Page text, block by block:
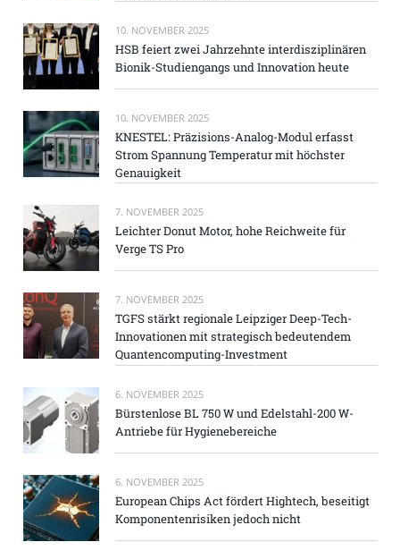
10. NOVEMBER 2025
HSB feiert zwei Jahrzehnte interdisziplinären
Bionik-Studiengangs und Innovation heute
10. NOVEMBER 2025
KNESTEL: Präzisions-Analog-Modul erfasst
Strom Spannung Temperatur mit höchster
Genauigkeit
7. NOVEMBER 2025
Leichter Donut Motor, hohe Reichweite für
Verge TS Pro
7. NOVEMBER 2025
TGFS stärkt regionale Leipziger Deep-Tech-
Innovationen mit strategisch bedeutendem
Quantencomputing-Investment
6. NOVEMBER 2025
Bürstenlose BL 750 W und Edelstahl-200 W-
Antriebe für Hygienebereiche
6. NOVEMBER 2025
European Chips Act fördert Hightech, beseitigt
Komponentenrisiken jedoch nicht